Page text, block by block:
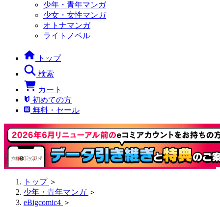
少年・青年マンガ
少女・女性マンガ
オトナマンガ
ライトノベル
トップ
検索
カート
初めての方
無料・セール
トップ ＞
少年・青年マンガ ＞
eBigcomic4 ＞